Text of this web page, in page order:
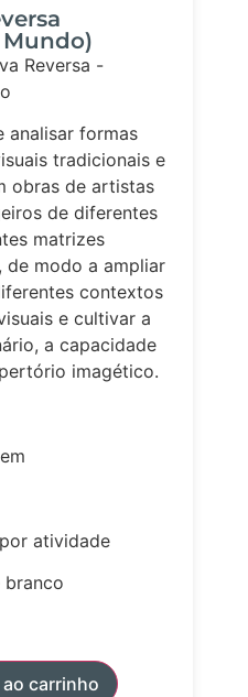
Reversa -
analisar formas
tradicionais e
obras de artistas
de diferentes
matrizes
de modo a ampliar
contextos
e cultivar a
a capacidade
imagético.
atividade
carrinho